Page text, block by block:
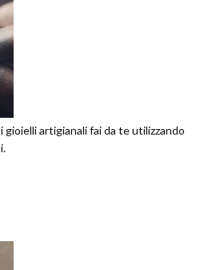
artigianali fai da te utilizzando